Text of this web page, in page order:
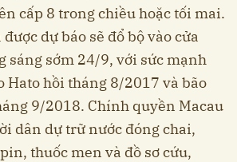
cấp 8 trong chiều hoặc tối mai.
được dự báo sẽ đổ bộ vào cửa
sáng sớm 24/9, với sức mạnh
Hato hồi tháng 8/2017 và bão
9/2018. Chính quyền Macau
dân dự trữ nước đóng chai,
thuốc men và đồ sơ cứu,